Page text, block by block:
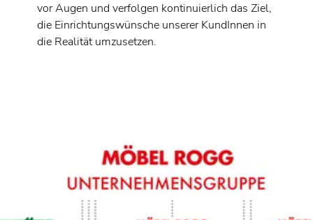
vor Augen und verfolgen kontinuierlich das Ziel,
die Einrichtungswünsche unserer KundInnen in
die Realität umzusetzen.